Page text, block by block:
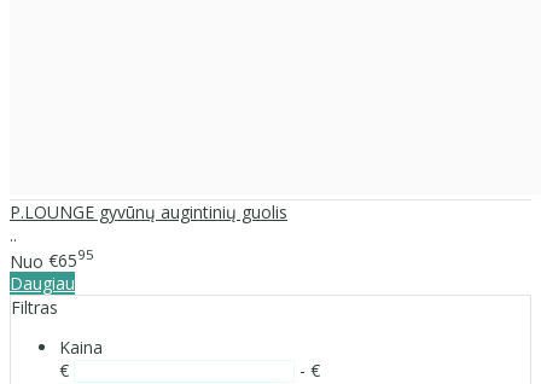
P.LOUNGE gyvūnų augintinių guolis
..
Nuo €6595
Daugiau
Filtras
Kaina
€
- €